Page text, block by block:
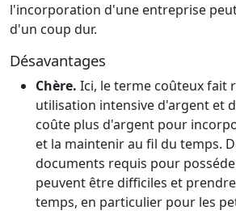
l'incorporation d'une entreprise
d'un coup dur.
Désavantages
Chère. Ici, le terme coûteux fait
utilisation intensive d'argent et
coûte plus d'argent pour
et la maintenir au fil du temps.
documents requis pour
peuvent être difficiles et
temps, en particulier pour les